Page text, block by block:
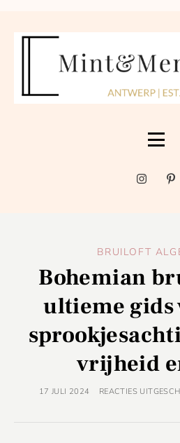
BRUILOFT
Bohemian
ultieme gids
vrijheid
17 JULI 2024 REACTIES